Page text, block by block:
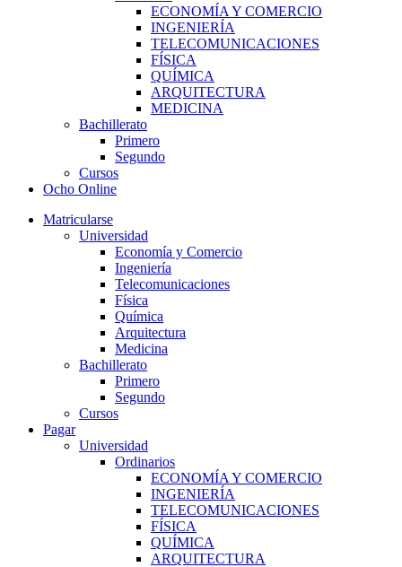
ECONOMÍA Y COMERCIO
INGENIERÍA
TELECOMUNICACIONES
FÍSICA
QUÍMICA
ARQUITECTURA
MEDICINA
Bachillerato
Primero
Segundo
Cursos
Ocho Online
Matricularse
Universidad
Economía y Comercio
Ingeniería
Telecomunicaciones
Física
Química
Arquitectura
Medicina
Bachillerato
Primero
Segundo
Cursos
Pagar
Universidad
Ordinarios
ECONOMÍA Y COMERCIO
INGENIERÍA
TELECOMUNICACIONES
FÍSICA
QUÍMICA
ARQUITECTURA